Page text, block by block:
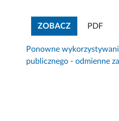
ZOBACZZOBACZ
PDF
Ponowne
publicznego - odmienne